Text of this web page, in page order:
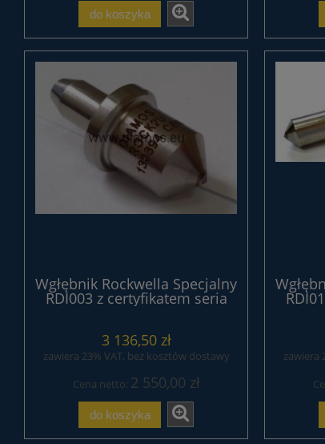
do koszyka
Wgłębnik Rockwella Specjalny
RDI003 z certyfikatem seria
EXPERT
3 136,50 zł
zawiera 23% VAT, bez kosztów dostawy
Cena netto: 2 550,00 zł
do koszyka
zawiera